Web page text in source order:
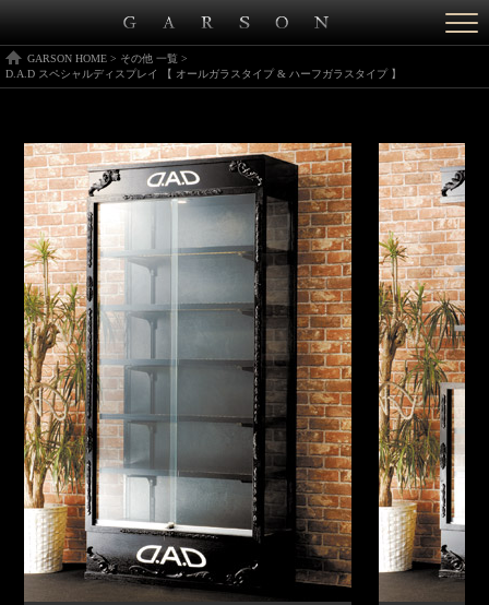
GARSON HOME > その他 一覧 >
D.A.D スペシャルディスプレイ 【 オールガラスタイプ & ハーフガラスタイプ 】